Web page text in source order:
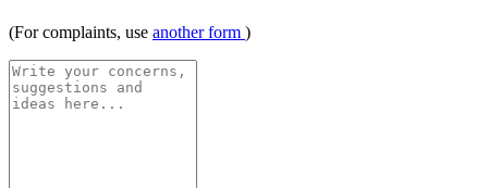
(For complaints, use another form )